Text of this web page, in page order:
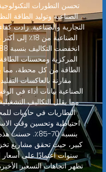
تحسن التطورات
الصناعية وتوليد الطاقة
التجارية والصناعية. زادت
المركزية ومحسنات
مقارنة بالعاكسات
الصناعية بيانات أداء في
البطاريات في حاويات
احتياطية وتحسين وقت
بنسبة 70-85٪.
سنوات اعتمادًا على أسعار
تظهر اتجاهات التسعير